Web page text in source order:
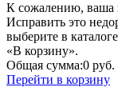
К сожалению, ваша
Исправить это
выберите в
«В корзину».
Общая сумма:0 руб.
Перейти в корзину